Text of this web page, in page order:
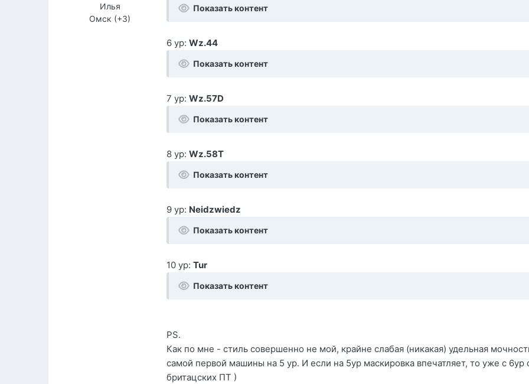
Илья
Омск (+3)
Показать контент
6 ур:Wz.44
Показать контент
7 ур:Wz.57D
Показать контент
8 ур:Wz.58T
Показать контент
9 ур: Neidzwiedz
Показать контент
10 ур:Tur
Показать контент
PS.
Как по мне - стиль совершенно не мой, крайне слабая (никакая) удельная
самой первой машины на 5 ур. И если на 5ур маскировка впечатляет, то уже с 6ур
бритацских ПТ )